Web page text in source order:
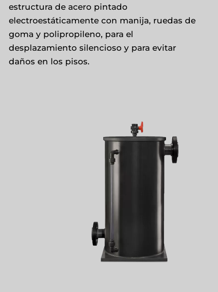
estructura de acero pintado
electroestáticamente con manija, ruedas de
goma y polipropileno, para el
desplazamiento silencioso y para evitar
daños en los pisos.